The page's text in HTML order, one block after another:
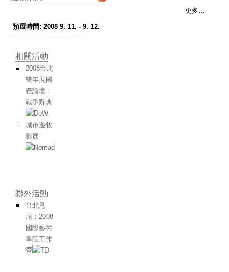
更多
預展時間: 2008 9. 11. - 9. 12.
相關活動
2008台北
雙年展國
際論壇：
戰爭辭典
城市遊牧
影展
聯外活動
台北甩
尾：2008
國際藝術
學院工作
營